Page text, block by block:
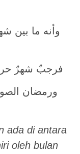
وأنه ما بين
فرجبٌ شهرٌ
ورمضان
ada di antara
oleh bulan